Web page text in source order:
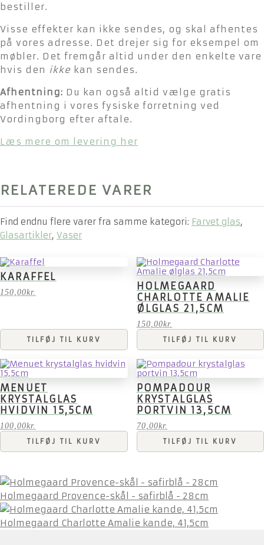
bestiller.
Visse effekter kan ikke sendes, og skal afhentes
på vores adresse. Det drejer sig for eksempel om
møbler. Det fremgår altid under den enkelte vare
hvis den ikke kan sendes.
Afhentning: Du kan også altid vælge gratis
afhentning i vores fysiske forretning ved
Vordingborg efter aftale.
Læs mere om levering her
RELATEREDE VARER
Find endnu flere varer fra samme kategori: Farvet glas,
Glasartikler, Vaser
KARAFFEL
150,00kr.
TILFØJ TIL KURV
HOLMEGAARD
CHARLOTTE AMALIE
ØLGLAS 21,5CM
150,00kr.
TILFØJ TIL KURV
MENUET
KRYSTALGLAS
HVIDVIN 15,5CM
100,00kr.
TILFØJ TIL KURV
POMPADOUR
KRYSTALGLAS
PORTVIN 13,5CM
70,00kr.
TILFØJ TIL KURV
Holmegaard Provence-skål - safirblå - 28cm
Holmegaard Charlotte Amalie kande, 41,5cm